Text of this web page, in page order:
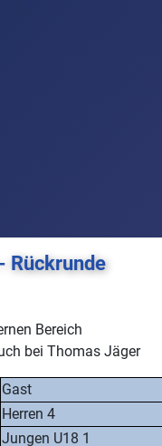
Rückrunde
Bereich
bei Thomas Jäger
Gast
Herren 4
Jungen U18 1